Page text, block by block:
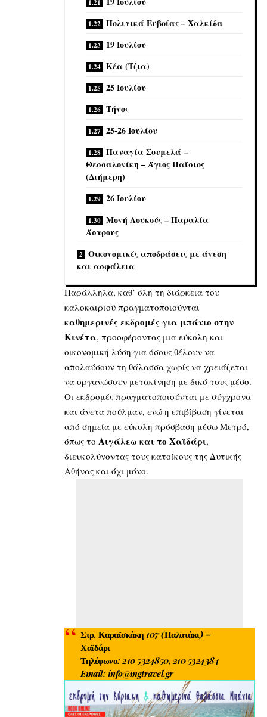
Πολιτικά Ευβοίας – Χαλκίδα
19 Ιουλίου
Κέα (Τζια)
25 Ιουλίου
Τήνος
25-26 Ιουλίου
Παναγία Σουμελά –
Θεσσαλονίκη – Άγιος Παΐσιος
(Διήμερη)
26 Ιουλίου
Μονή Λουκούς – Παραλία
Άστρους
Οικονομικές αποδράσεις με άνεση
και ασφάλεια
Παράλληλα, καθ’ όλη τη διάρκεια του
καλοκαιριού πραγματοποιούνται
καθημερινές εκδρομές για μπάνιο στην
Κινέτα, προσφέροντας μια εύκολη και
οικονομική λύση για όσους θέλουν να
απολαύσουν τη θάλασσα χωρίς να χρειάζεται
να οργανώσουν μετακίνηση με δικό τους μέσο.
Οι εκδρομές πραγματοποιούνται με σύγχρονα
και άνετα πούλμαν, ενώ η επιβίβαση γίνεται
από σημεία με εύκολη πρόσβαση μέσω Μετρό,
όπως το Αιγάλεω και το Χαϊδάρι,
διευκολύνοντας τους κατοίκους της Δυτικής
Αθήνας και όχι μόνο.
Στρ. Καραϊσκάκη 107 (Παλατάκι) –
Χαϊδάρι
Τηλέφωνο: 210 5324850, 210 5324384
Email: info@mgtravel.gr